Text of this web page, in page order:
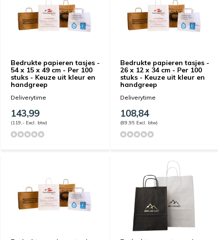
Bedrukte papieren tasjes -
54 x 15 x 49 cm - Per 100
stuks - Keuze uit kleur en
handgreep
Deliverytime
143,99
(119,- Excl. btw)
Bedrukte papieren tasjes -
26 x 12 x 34 cm - Per 100
stuks - Keuze uit kleur en
handgreep
Deliverytime
108,84
(89,95 Excl. btw)